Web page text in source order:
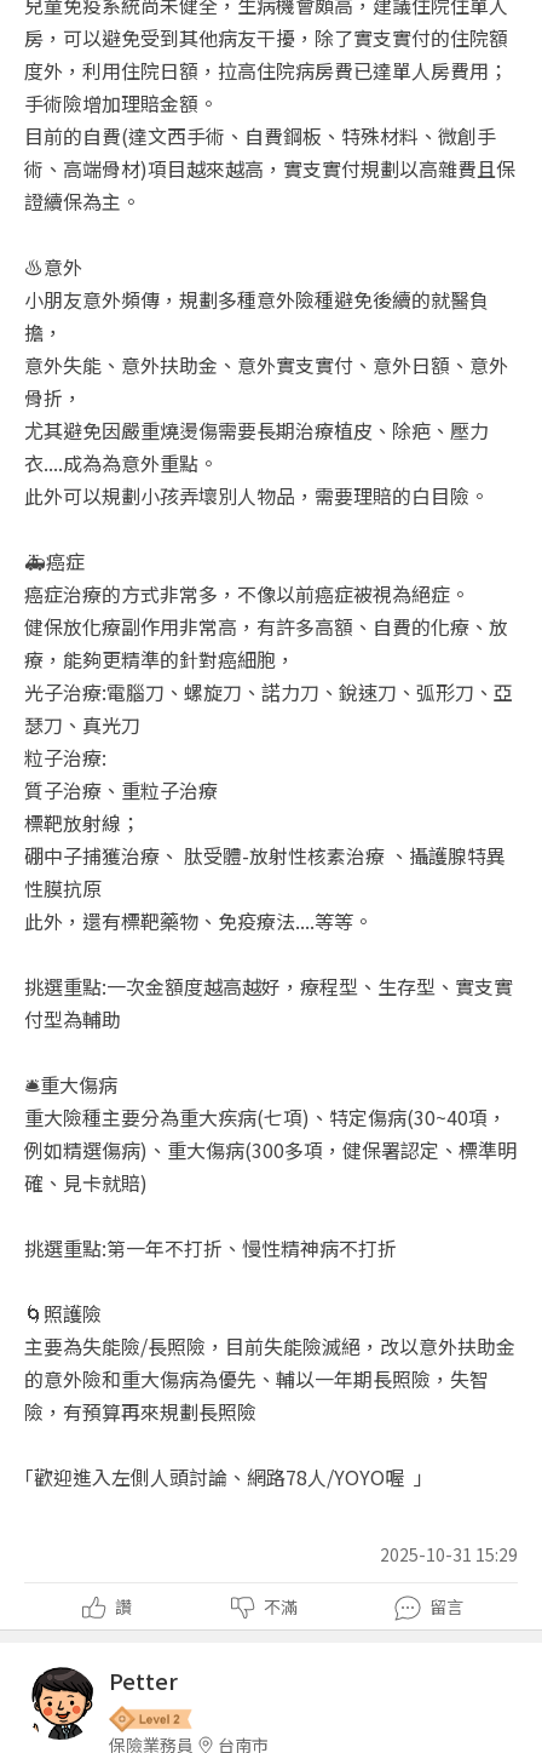
房，可以避免受到其他病友干擾，除了實支實付的住院額
度外，利用住院日額，拉高住院病房費已達單人房費用；
手術險增加理賠金額。
目前的自費(達文西手術、自費鋼板、特殊材料、微創手
術、高端骨材)項目越來越高，實支實付規劃以高雜費且保
證續保為主。
♨️意外
小朋友意外頻傳，規劃多種意外險種避免後續的就醫負
擔，
意外失能、意外扶助金、意外實支實付、意外日額、意外
骨折，
尤其避免因嚴重燒燙傷需要長期治療植皮、除疤、壓力
衣....成為為意外重點。
此外可以規劃小孩弄壞別人物品，需要理賠的白目險。
🚑癌症
癌症治療的方式非常多，不像以前癌症被視為絕症。
健保放化療副作用非常高，有許多高額、自費的化療、放
療，能夠更精準的針對癌細胞，
光子治療:電腦刀、螺旋刀、諾力刀、銳速刀、弧形刀、亞
瑟刀、真光刀
粒子治療:
質子治療、重粒子治療
標靶放射線；
硼中子捕獲治療、 肽受體-放射性核素治療 、攝護腺特異
性膜抗原
此外，還有標靶藥物、免疫療法....等等。
挑選重點:一次金額度越高越好，療程型、生存型、實支實
付型為輔助
🛎️重大傷病
重大險種主要分為重大疾病(七項)、特定傷病(30~40項，
例如精選傷病)、重大傷病(300多項，健保署認定、標準明
確、見卡就賠)
挑選重點:第一年不打折、慢性精神病不打折
🌀照護險
主要為失能險/長照險，目前失能險滅絕，改以意外扶助金
的意外險和重大傷病為優先、輔以一年期長照險，失智
險，有預算再來規劃長照險
｢歡迎進入左側人頭討論、網路78人/YOYO喔 ｣
2025-10-31 15:29
讚 不滿 留言
Petter
保險業務員 台南市